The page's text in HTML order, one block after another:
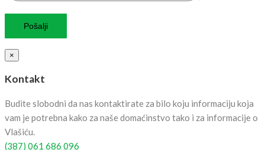
×
Kontakt
Budite slobodni da nas kontaktirate za bilo koju informaciju koja
vam je potrebna kako za naše domaćinstvo tako i za informacije o
Vlašiću.
(387) 061 686 096